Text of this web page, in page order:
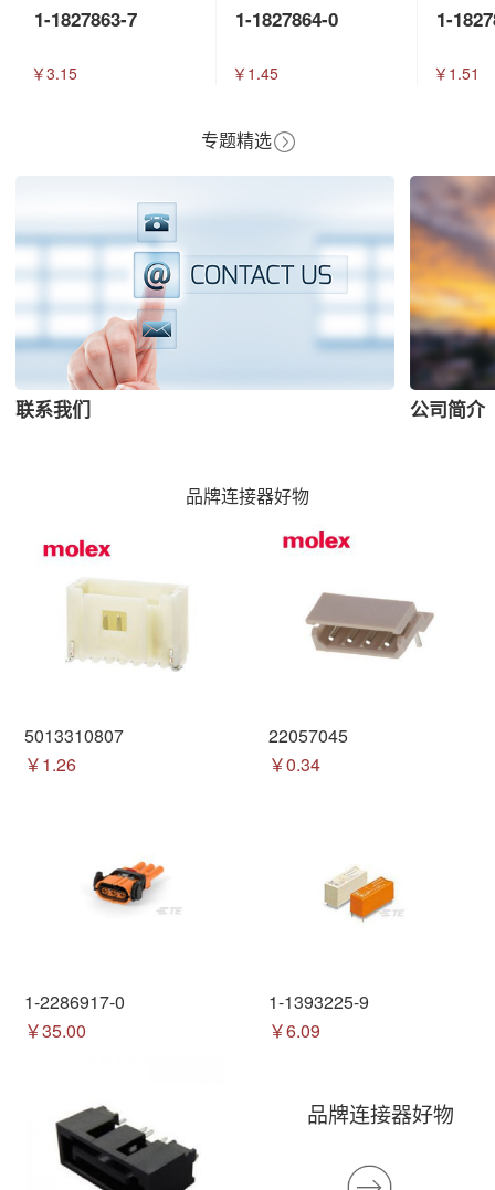
1-1827863-7
￥3.15
1-1827864-0
￥1.45
1-
￥1.51
专题精选
联系我们 公司简介
品牌连接器好物
5013310807
￥1.26
22057045
￥0.34
1-2286917-0
￥35.00
1-1393225-9
￥6.09
品牌连接器好物